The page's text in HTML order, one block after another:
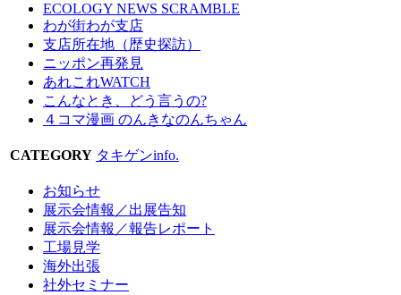
ECOLOGY NEWS SCRAMBLE
わが街わが支店
支店所在地（歴史探訪）
ニッポン再発見
あれこれWATCH
こんなとき、どう言うの?
４コマ漫画 のんきなのんちゃん
CATEGORY タキゲンinfo.
お知らせ
展示会情報／出展告知
展示会情報／報告レポート
工場見学
海外出張
社外セミナー